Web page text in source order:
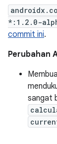
*:1.2.0-
commit ini.
Perubahan
sangat